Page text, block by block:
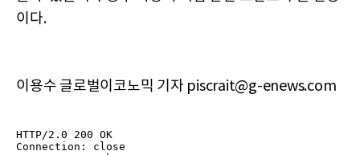
이다.
이용수 글로벌이코노믹 기자 piscrait@g-enews.com